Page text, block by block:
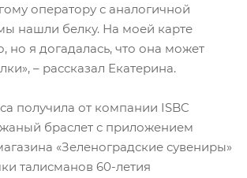
оператору с аналогичной
нашли белку. На моей карте
я догадалась, что она может
– рассказал Екатерина.
получила от компании ISBC
браслет с приложением
«Зеленоградские сувениры»
талисманов 60-летия